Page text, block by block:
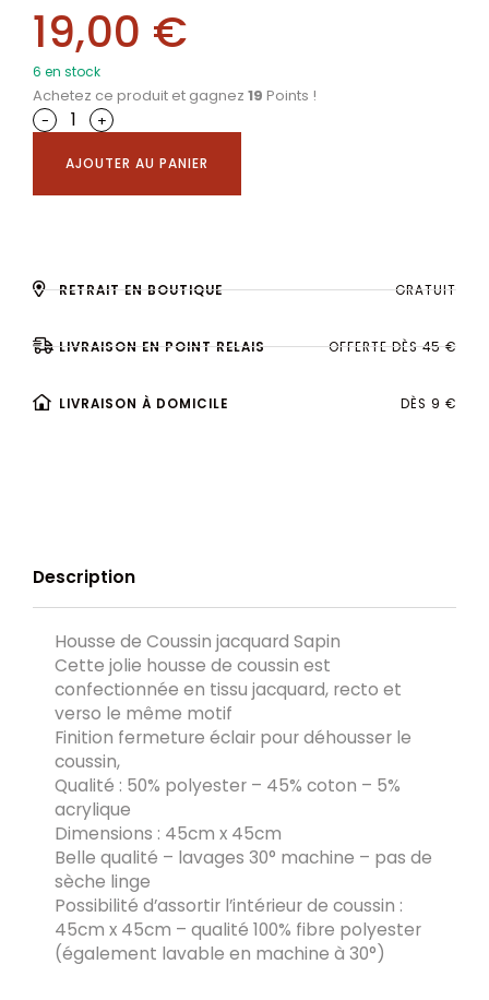
19,00 €
6 en stock
Achetez ce produit et gagnez 19 Points !
-
+
AJOUTER AU PANIER
RETRAIT EN BOUTIQUE GRATUIT
LIVRAISON EN POINT RELAIS OFFERTE DÈS 45 €
LIVRAISON À DOMICILE DÈS 9 €
Description
Housse de Coussin jacquard Sapin
Cette jolie housse de coussin est
confectionnée en tissu jacquard, recto et
verso le même motif
Finition fermeture éclair pour déhousser le
coussin,
Qualité : 50% polyester – 45% coton – 5%
acrylique
Dimensions : 45cm x 45cm
Belle qualité – lavages 30° machine – pas de
sèche linge
Possibilité d’assortir l’intérieur de coussin :
45cm x 45cm – qualité 100% fibre polyester
(également lavable en machine à 30°)